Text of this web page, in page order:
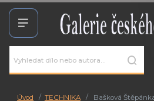
Úvod TECHNIKA Bašková